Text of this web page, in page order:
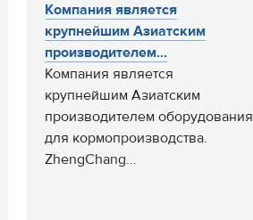
Компания является
крупнейшим Азиатским
производителем...
Компания является
крупнейшим Азиатским
производителем оборудования
для кормопроизводства.
ZhengChang...